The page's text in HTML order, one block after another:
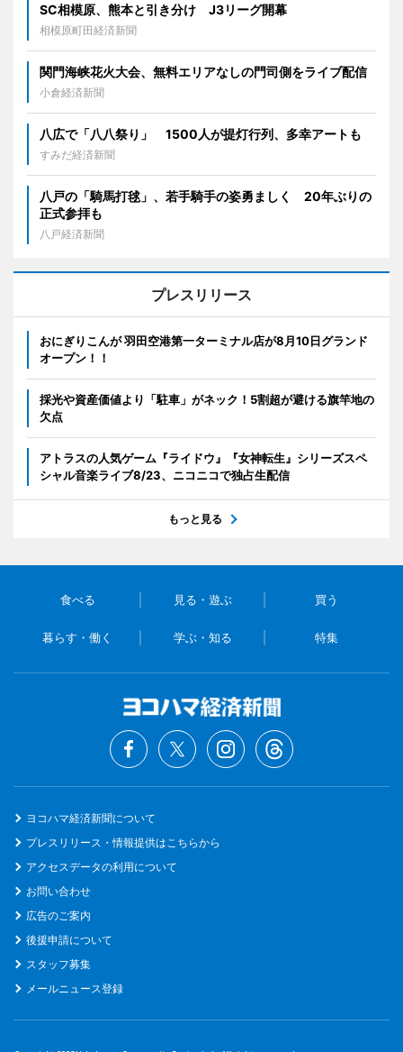
SC相模原、熊本と引き分け J3リーグ開幕
相模原町田経済新聞
関門海峡花火大会、無料エリアなしの門司側をライブ配信
小倉経済新聞
八広で「八八祭り」 1500人が提灯行列、多幸アートも
すみだ経済新聞
八戸の「騎馬打毬」、若手騎手の姿勇ましく 20年ぶりの
正式参拝も
八戸経済新聞
プレスリリース
おにぎりこんが 羽田空港第一ターミナル店が8月10日グランド
オープン！！
採光や資産価値より「駐車」がネック！5割超が避ける旗竿地の
欠点
アトラスの人気ゲーム『ライドウ』『女神転生』シリーズスペ
シャル音楽ライブ8/23、ニコニコで独占生配信
もっと見る
食べる 見る・遊ぶ 買う
暮らす・働く 学ぶ・知る 特集
ヨコハマ経済新聞について
プレスリリース・情報提供はこちらから
アクセスデータの利用について
お問い合わせ
広告のご案内
後援申請について
スタッフ募集
メールニュース登録